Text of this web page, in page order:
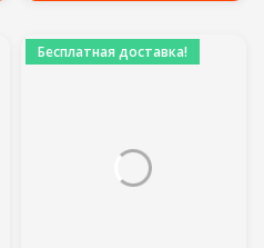
Бесплатная доставка!